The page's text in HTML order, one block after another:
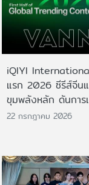
iQIYI
แรก 2026 ซีรีส์จีนแ
ขุมพลังหลัก ดันการ
22 กรกฎาคม 2026